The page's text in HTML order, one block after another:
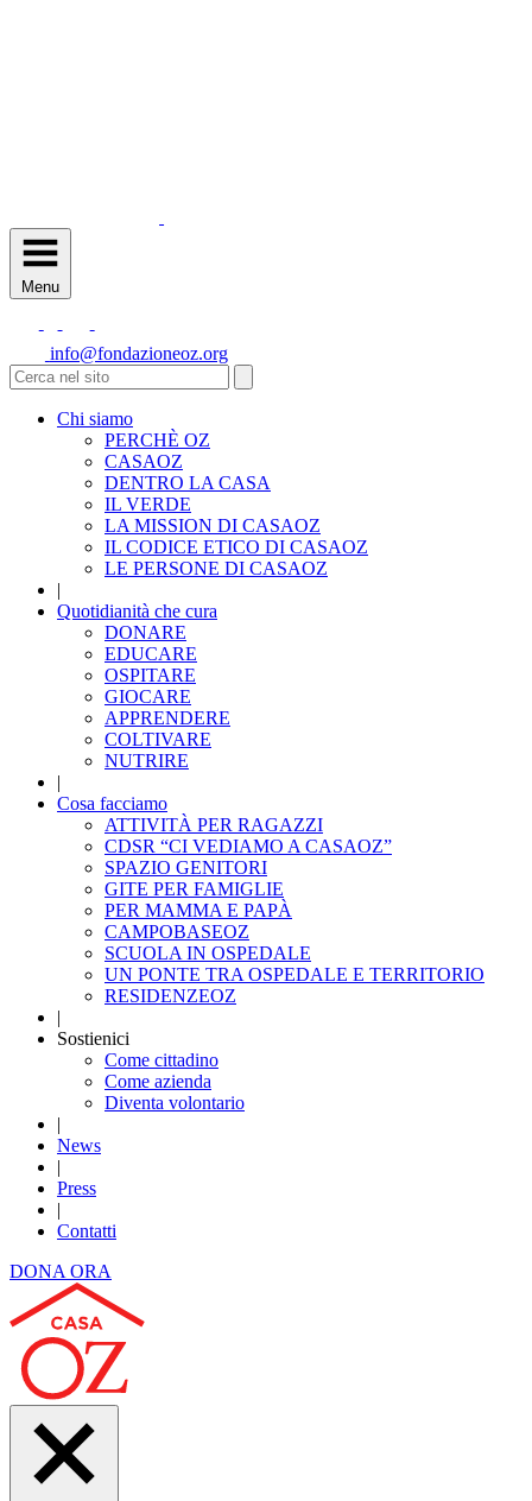
Menu
info@fondazioneoz.org
Chi siamo
PERCHÈ OZ
CASAOZ
DENTRO LA CASA
IL VERDE
LA MISSION DI CASAOZ
IL CODICE ETICO DI CASAOZ
LE PERSONE DI CASAOZ
|
Quotidianità che cura
DONARE
EDUCARE
OSPITARE
GIOCARE
APPRENDERE
COLTIVARE
NUTRIRE
|
Cosa facciamo
ATTIVITÀ PER RAGAZZI
CDSR “CI VEDIAMO A CASAOZ”
SPAZIO GENITORI
GITE PER FAMIGLIE
PER MAMMA E PAPÀ
CAMPOBASEOZ
SCUOLA IN OSPEDALE
UN PONTE TRA OSPEDALE E TERRITORIO
RESIDENZEOZ
|
Sostienici
Come cittadino
Come azienda
Diventa volontario
|
News
|
Press
|
Contatti
DONA ORA